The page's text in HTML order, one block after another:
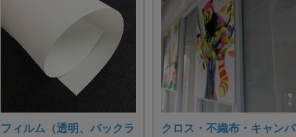
フィルム（透明、バックラ
クロス・不織布・キャンバ